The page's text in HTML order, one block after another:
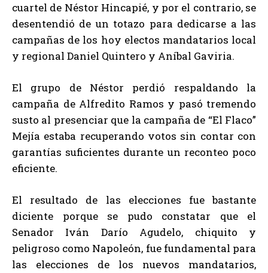
cuartel de Néstor Hincapié, y por el contrario, se
desentendió de un totazo para dedicarse a las
campañas de los hoy electos mandatarios local
y regional Daniel Quintero y Aníbal Gaviria.
El grupo de Néstor perdió respaldando la
campaña de Alfredito Ramos y pasó tremendo
susto al presenciar que la campaña de “El Flaco”
Mejía estaba recuperando votos sin contar con
garantías suficientes durante un reconteo poco
eficiente.
El resultado de las elecciones fue bastante
diciente porque se pudo constatar que el
Senador Iván Darío Agudelo, chiquito y
peligroso como Napoleón, fue fundamental para
las elecciones de los nuevos mandatarios,